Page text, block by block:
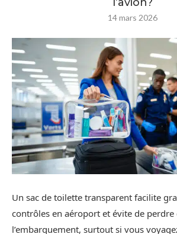
14 mars 2026
Un sac de toilette transparent facilite
contrôles en aéroport et évite de
l’embarquement, surtout si vous